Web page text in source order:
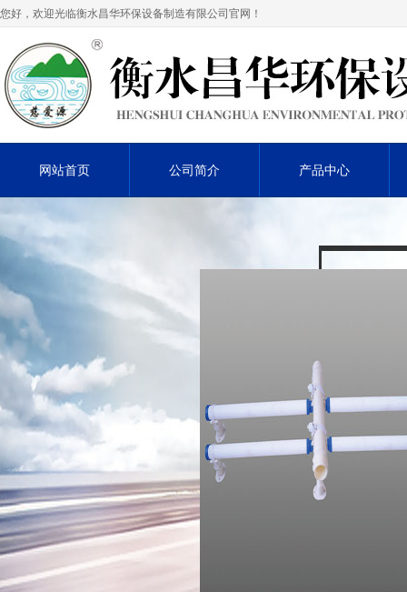
您好，欢迎光临衡水昌华环保设备制造有限公司官网！
网站首页 公司简介 产品中心